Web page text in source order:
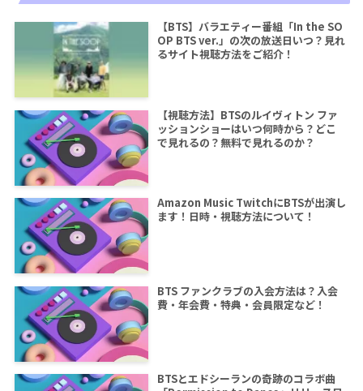
【BTS】バラエティー番組「In the SO
OP BTS ver.」の次の放送日いつ？見れ
るサイト視聴方法をご紹介！
【視聴方法】BTSのルイヴィトン ファ
ッションショーはいつ何時から？どこ
で見れるの？無料で見れるのか？
Amazon Music TwitchにBTSが出演し
ます！日時・視聴方法について！
BTS ファンクラブの入会方法は？入会
費・年会費・特典・会員限定など！
BTSとエドシーランの奇跡のコラボ曲